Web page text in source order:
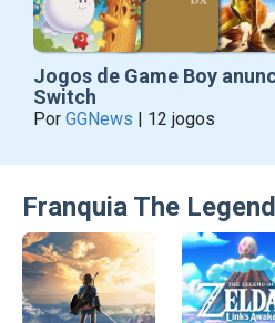
Jogos de Game Boy
Switch
Por GGNews | 12 jogos
Franquia The